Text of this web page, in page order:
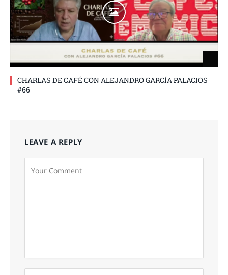
CHARLAS DE CAFÉ CON ALEJANDRO GARCÍA PALACIOS
#66
LEAVE A REPLY